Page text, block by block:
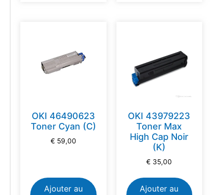
OKI 46490623
Toner Cyan (C)
€ 59,00
Ajouter au
OKI 43979223
Toner Max
High Cap Noir
(K)
€ 35,00
Ajouter au